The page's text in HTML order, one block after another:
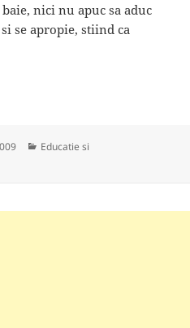
nici nu apuc sa aduc
se apropie, stiind ca
Categorii
Educatie si